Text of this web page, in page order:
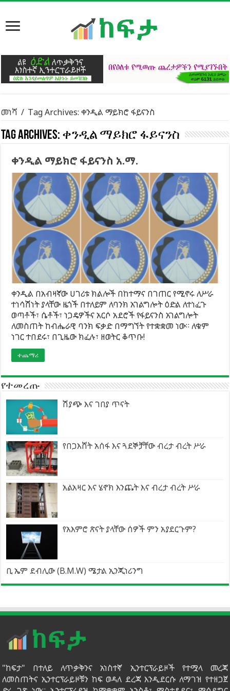
መነሻ / Tag Archives: ቀንዲል ማይክሮ ፋይናንስ
Tag Archives: ቀንዲል ማይክሮ ፋይናንስ
ቀንዲል ማይክሮ ፋይናንስ አ.ማ.
ቀንዲል በአብዛኛው ሀገሪቱ ክልሎች በከተማና በገጠር የሚኖሩ ለሥራ
ተነሳሽነት ያላቸው ዜጎች በተለይም ለባንክ አገልግሎት ዕድል ለተነፈጉ
ወጣቶች፣ ሴቶች፣ ነጋዴዎችና አርሶ አደሮች የፋይናንስ አገልግሎት
ለመስጠት ከብሔራዊ ባንክ ፍቃድ በማግኘት የተቋቋመ ነው። ለቁም
ነገር ተበደሩ፣ በጊዜው ክፈሉ፣ ዘወትር ቆጥቡ!
ተጨማሪ
የተመረጡ
ሽያጭ እና ገበያ ጥናት
የበጋእሸት አሰፋ እና ጓደኞቻቸው ብረታ ብረት ሥራ
አልአዛር እና ሄኖክ እንጨት እና ብረታ ብረት ሥራ
የአእምሮ ጽናት ያላቸው ሰዎች ምን አያደርጉም?
ቢ ኤም ደብሊው (B.M.W) ሜታል ኢንጂነሪንግ
"ከፍታ" በተለይ ለጥቃቅንና አነስተኛ ኢንተርፕራይዞች የተሟላ መረጃ
ለመስጠትና ኢንተርፕራይዞቹን ከፍ ወዳለ ደረጃ እንዲደርሱ ለማገዝ የተዘጋጀ